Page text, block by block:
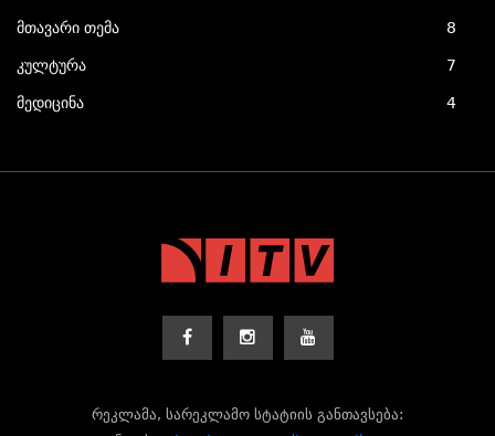
მთავარი თემა 8
კულტურა 7
მედიცინა 4
რეკლამა, სარეკლამო სტატიის განთავსება: